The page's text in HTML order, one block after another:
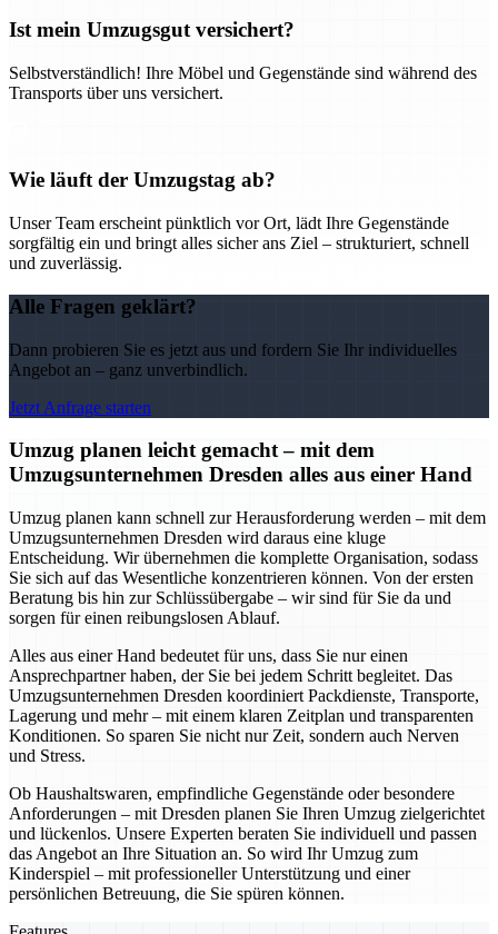
Ist mein Umzugsgut versichert?
Selbstverständlich! Ihre Möbel und Gegenstände sind während des
Transports über uns versichert.
Wie läuft der Umzugstag ab?
Unser Team erscheint pünktlich vor Ort, lädt Ihre Gegenstände
sorgfältig ein und bringt alles sicher ans Ziel – strukturiert, schnell
und zuverlässig.
Alle Fragen geklärt?
Dann probieren Sie es jetzt aus und fordern Sie Ihr individuelles
Angebot an – ganz unverbindlich.
Jetzt Anfrage starten
Umzug planen leicht gemacht – mit dem
Umzugsunternehmen Dresden alles aus einer Hand
Umzug planen kann schnell zur Herausforderung werden – mit dem
Umzugsunternehmen Dresden wird daraus eine kluge
Entscheidung. Wir übernehmen die komplette Organisation, sodass
Sie sich auf das Wesentliche konzentrieren können. Von der ersten
Beratung bis hin zur Schlüssübergabe – wir sind für Sie da und
sorgen für einen reibungslosen Ablauf.
Alles aus einer Hand bedeutet für uns, dass Sie nur einen
Ansprechpartner haben, der Sie bei jedem Schritt begleitet. Das
Umzugsunternehmen Dresden koordiniert Packdienste, Transporte,
Lagerung und mehr – mit einem klaren Zeitplan und transparenten
Konditionen. So sparen Sie nicht nur Zeit, sondern auch Nerven
und Stress.
Ob Haushaltswaren, empfindliche Gegenstände oder besondere
Anforderungen – mit Dresden planen Sie Ihren Umzug zielgerichtet
und lückenlos. Unsere Experten beraten Sie individuell und passen
das Angebot an Ihre Situation an. So wird Ihr Umzug zum
Kinderspiel – mit professioneller Unterstützung und einer
persönlichen Betreuung, die Sie spüren können.